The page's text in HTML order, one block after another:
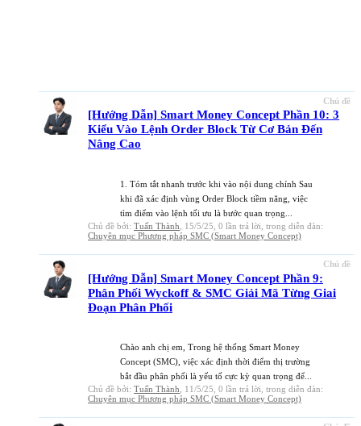
Chủ đề
[Hướng Dẫn] Smart Money Concept Phần 10: 3
Kiểu Vào Lệnh Order Block Từ Cơ Bản Đến
Nâng Cao
1. Tóm tắt nhanh trước khi vào nội dung chính Sau
khi đã xác định vùng Order Block tiềm năng, việc
tìm điểm vào lệnh tối ưu là bước quan trọng...
Chủ đề bởi: Tuấn Thành 15/5/25 , 0 lần trả lời, trong diễn đàn:
Chuyên mục Phương pháp SMC (Smart Money Concept)
Chủ đề
[Hướng Dẫn] Smart Money Concept Phần 9:
Phân Phối Wyckoff & SMC Giải Mã Từng Giai
Đoạn Phân Phối
Chào anh chị em, Trong hệ thống Smart Money
Concept (SMC), việc xác định thời điểm thị trường
bắt đầu phân phối là yếu tố cực kỳ quan trọng để...
Chủ đề bởi: Tuấn Thành, 11/5/25, 0 lần trả lời, trong diễn đàn:
Chuyên mục Phương pháp SMC (Smart Money Concept)